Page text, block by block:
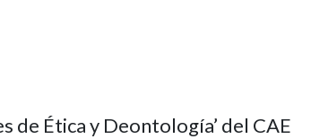
de Ética y Deontología’ del CAE